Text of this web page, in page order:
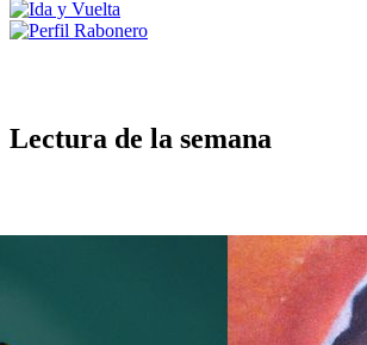
Lectura de la semana